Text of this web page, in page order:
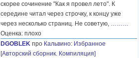
скорее сочинение "Как я провел лето". К
середине читал через строчку, к концу уже
через несколько страниц. Не советую, ………
Оценка: плохо
DGOBLEK про Кальвино: Избранное
[Авторский сборник. Компиляция]